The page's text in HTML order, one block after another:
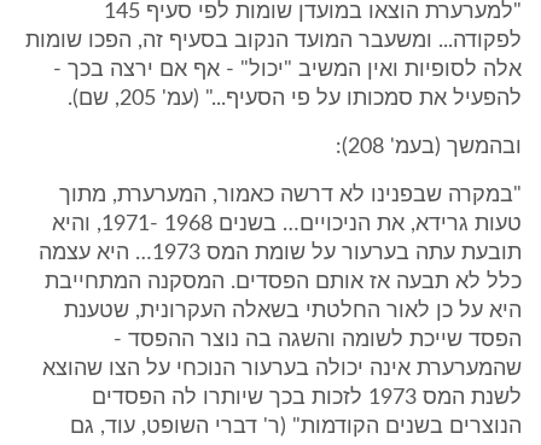
"למערערת הוצאו במועדן שומות לפי סעיף 145
לפקודה... ומשעבר המועד הנקוב בסעיף זה, הפכו שומות
אלה לסופיות ואין המשיב "יכול" - אף אם ירצה בכך -
להפעיל את סמכותו על פי הסעיף..." (עמ' 205, שם).
ובהמשך (בעמ' 208):
"במקרה שבפנינו לא דרשה כאמור, המערערת, מתוך
טעות גרידא, את הניכויים… בשנים 1968 -1971, והיא
תובעת עתה בערעור על שומת המס 1973… היא עצמה
כלל לא תבעה אז אותם הפסדים. המסקנה המתחייבת
היא על כן לאור החלטתי בשאלה העקרונית, שטענת
הפסד שייכת לשומה והשגה בה נוצר ההפסד -
שהמערערת אינה יכולה בערעור הנוכחי על הצו שהוצא
לשנת המס 1973 לזכות בכך שיותרו לה הפסדים
הנוצרים בשנים הקודמות" (ר' דברי השופט, עוד, גם